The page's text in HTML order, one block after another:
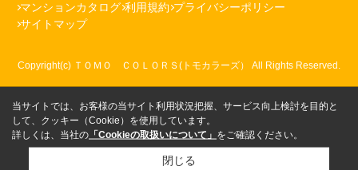
マンションカタログ 利用規約 プライバシーポリシー
サイトマップ
Copyright(c) ＴＯＭＯ ＣＯＬＯＲＳ(トモカラーズ） All Rights Reserved.
当サイトでは、お客様の当サイト利用状況把握、サービス向上検討を目的と
して、クッキー（Cookie）を使用しています。
詳しくは、当社の 「Cookieの取扱いについて」 をご確認ください。
閉じる